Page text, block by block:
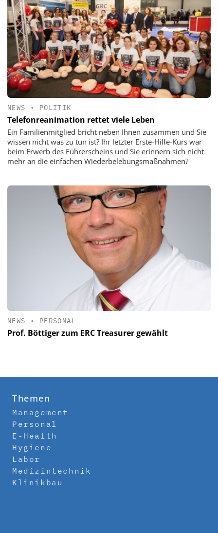
NEWS • POLITIK
Telefonreanimation rettet viele Leben
Ein Familienmitglied bricht neben Ihnen zusammen und Sie
wissen nicht was zu tun ist? Ihr letzter Erste-Hilfe-Kurs war
beim Erwerb des Führerscheins und Sie erinnern sich nicht
mehr an die einfachen Wiederbelebungsmaßnahmen?
NEWS • PERSONAL
Prof. Böttiger zum ERC Treasurer gewählt
Themen
Management
Personal
E-Health
Hygiene
Labor
Medizintechnik
Klinikbau